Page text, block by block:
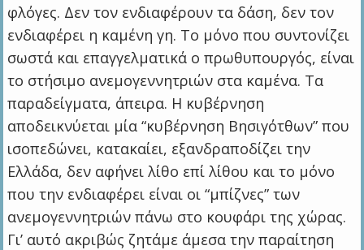
φλόγες. Δεν τον ενδιαφέρουν τα δάση, δεν τον
ενδιαφέρει η καμένη γη. Το μόνο που συντονίζει
σωστά και επαγγελματικά ο πρωθυπουργός, είναι
το στήσιμο ανεμογεννητριών στα καμένα. Τα
παραδείγματα, άπειρα. Η κυβέρνηση
αποδεικνύεται μία “κυβέρνηση Βησιγότθων” που
ισοπεδώνει, κατακαίει, εξανδραποδίζει την
Ελλάδα, δεν αφήνει λίθο επί λίθου και το μόνο
που την ενδιαφέρει είναι οι “μπίζνες” των
ανεμογεννητριών πάνω στο κουφάρι της χώρας.
Γι’ αυτό ακριβώς ζητάμε άμεσα την παραίτηση